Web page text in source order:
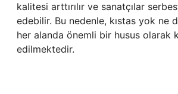
kalitesi arttırılır ve sanatçılar
edebilir. Bu nedenle, kıstas yok ne
her alanda önemli bir husus olarak
edilmektedir.